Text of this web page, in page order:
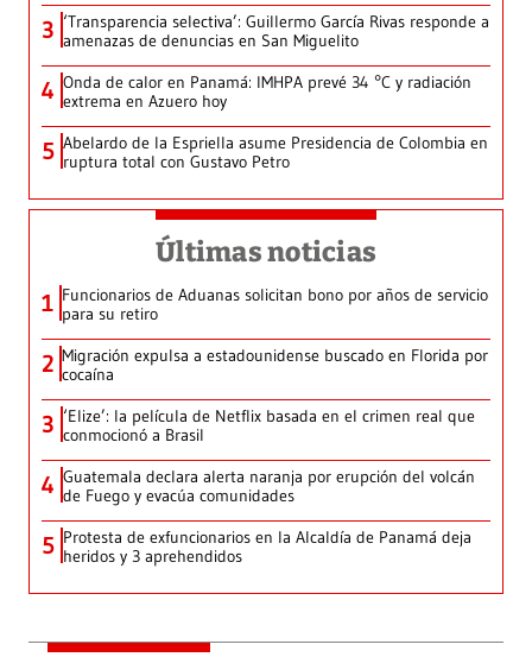
3 ‘Transparencia selectiva’: Guillermo García Rivas responde a
amenazas de denuncias en San Miguelito
4 Onda de calor en Panamá: IMHPA prevé 34 °C y radiación
extrema en Azuero hoy
5 Abelardo de la Espriella asume Presidencia de Colombia en
ruptura total con Gustavo Petro
Últimas noticias
1 Funcionarios de Aduanas solicitan bono por años de servicio
para su retiro
2 Migración expulsa a estadounidense buscado en Florida por
cocaína
3 ‘Elize’: la película de Netflix basada en el crimen real que
conmocionó a Brasil
4 Guatemala declara alerta naranja por erupción del volcán
de Fuego y evacúa comunidades
5 Protesta de exfuncionarios en la Alcaldía de Panamá deja
heridos y 3 aprehendidos